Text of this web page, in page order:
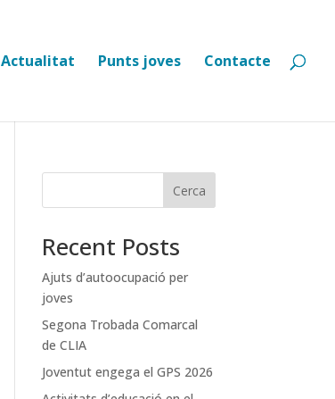
Actualitat Punts joves Contacte
Cerca
Recent Posts
Ajuts d’autoocupació per
joves
Segona Trobada Comarcal
de CLIA
Joventut engega el GPS 2026